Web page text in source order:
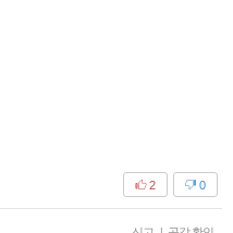
0
2